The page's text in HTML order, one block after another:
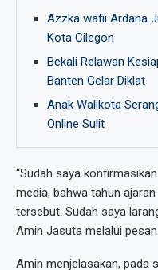
Azzka wafii Ardana
Kota Cilegon
Bekali Relawan
Banten Gelar Diklat
Anak Walikota
Online Sulit
“Sudah saya
media, bahwa tahun
tersebut. Sudah saya
Amin Jasuta melalui
Amin menjelasakan, pada